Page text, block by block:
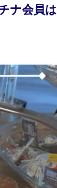
ナ会員は